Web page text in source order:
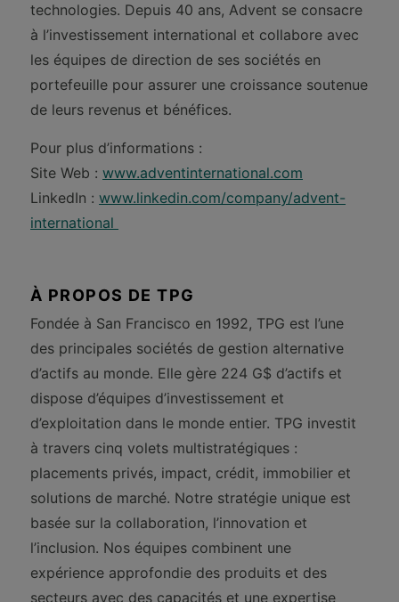
technologies. Depuis 40 ans, Advent se consacre
à l’investissement international et collabore avec
les équipes de direction de ses sociétés en
portefeuille pour assurer une croissance soutenue
de leurs revenus et bénéfices.
Pour plus d’informations :
Site Web :www.adventinternational.com
LinkedIn :www.linkedin.com/company/advent-
international
À PROPOS DE TPG
Fondée à San Francisco en 1992, TPG est l’une
des principales sociétés de gestion alternative
d’actifs au monde. Elle gère 224 G$ d’actifs et
dispose d’équipes d’investissement et
d’exploitation dans le monde entier. TPG investit
à travers cinq volets multistratégiques :
placements privés, impact, crédit, immobilier et
solutions de marché. Notre stratégie unique est
basée sur la collaboration, l’innovation et
l’inclusion. Nos équipes combinent une
expérience approfondie des produits et des
secteurs avec des capacités et une expertise